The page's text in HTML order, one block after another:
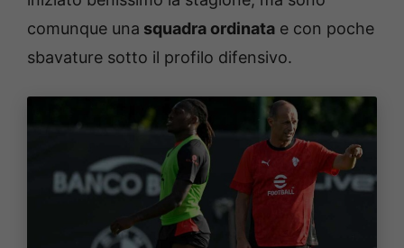
comunque una squadra ordinata e con poche
sbavature sotto il profilo difensivo.